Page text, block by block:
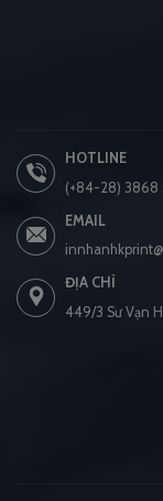
HOTLINE
(+84-28) 3868
EMAIL
ĐỊA CHỈ
449/3 Sư Vạn